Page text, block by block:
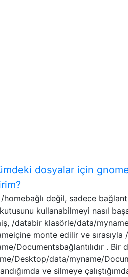
dosyalar için
/homebağlı değil, sadece
kullanabilmeyi nasıl
/databir klasörle/data/
monte edilir ve
Documentsbağlantılıdır . Bir
Desktop/data/myname/
ve silmeye